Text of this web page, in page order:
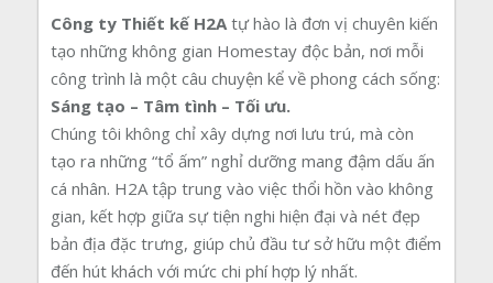
Công ty Thiết kế H2A tự hào là đơn vị chuyên kiến
tạo những không gian Homestay độc bản, nơi mỗi
công trình là một câu chuyện kể về phong cách sống:
Sáng tạo – Tâm tình – Tối ưu.
Chúng tôi không chỉ xây dựng nơi lưu trú, mà còn
tạo ra những “tổ ấm” nghỉ dưỡng mang đậm dấu ấn
cá nhân. H2A tập trung vào việc thổi hồn vào không
gian, kết hợp giữa sự tiện nghi hiện đại và nét đẹp
bản địa đặc trưng, giúp chủ đầu tư sở hữu một điểm
đến hút khách với mức chi phí hợp lý nhất.